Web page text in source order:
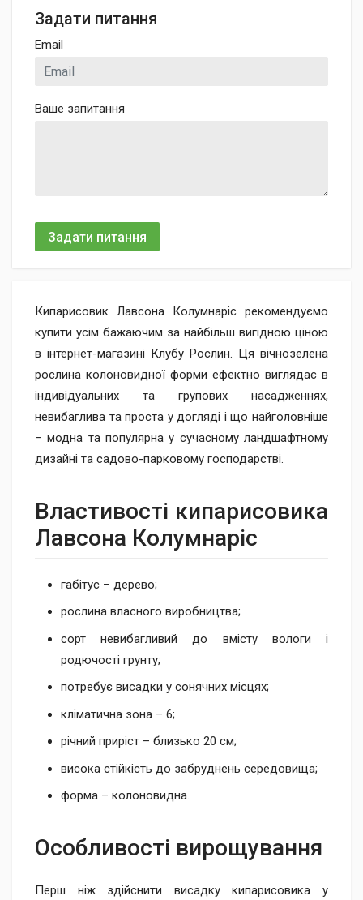
Задати питання
Email
Ваше запитання
Задати питання
Кипарисовик Лавсона Колумнаріс рекомендуємо
купити усім бажаючим за найбільш вигідною ціною
в інтернет-магазині Клубу Рослин. Ця вічнозелена
рослина колоновидної форми ефектно виглядає в
індивідуальних та групових насадженнях,
невибаглива та проста у догляді і що найголовніше
– модна та популярна у сучасному ландшафтному
дизайні та садово-парковому господарстві.
Властивості кипарисовика
Лавсона Колумнаріс
габітус – дерево;
рослина власного виробництва;
сорт невибагливий до вмісту вологи і
родючості грунту;
потребує висадки у сонячних місцях;
кліматична зона – 6;
річний приріст – близько 20 см;
висока стійкість до забруднень середовища;
форма – колоновидна.
Особливості вирощування
Перш ніж здійснити висадку кипарисовика у